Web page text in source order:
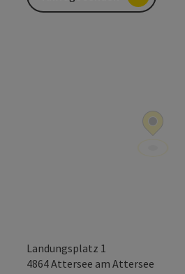
Landungsplatz 1
4864Attersee am Attersee